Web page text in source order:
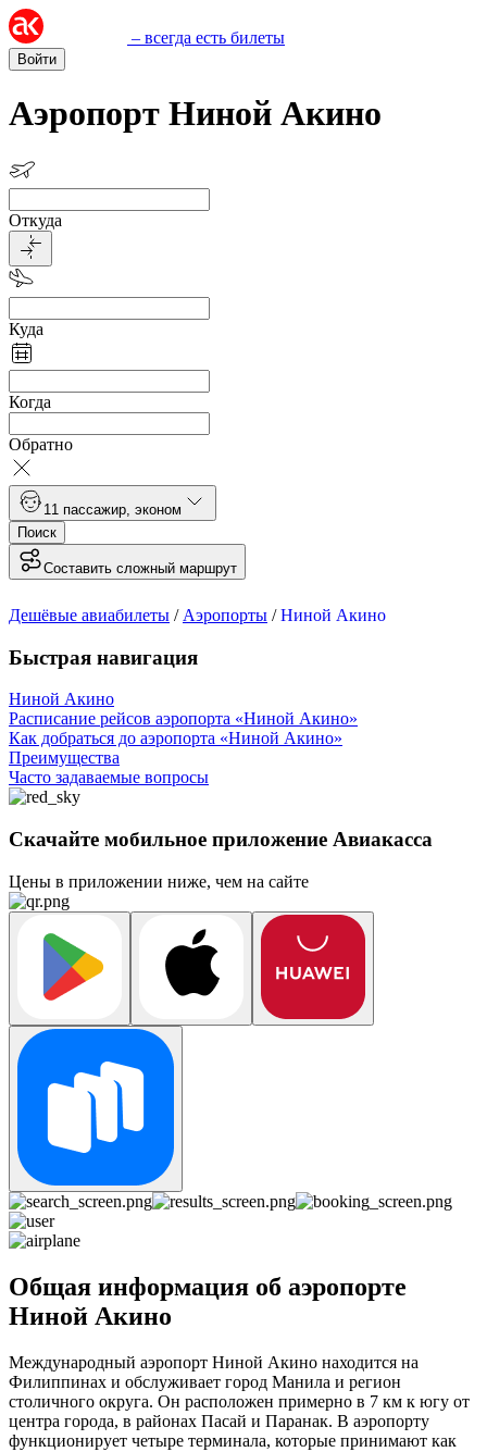
– всегда есть билеты
Войти
Аэропорт Ниной Акино
Откуда
Куда
Когда
Обратно
1 1 пассажир эконом
Поиск
Составить сложный маршрут
Дешёвые авиабилеты / Аэропорты /Ниной Акино
Быстрая навигация
Ниной Акино
Расписание рейсов аэропорта «Ниной Акино»
Как добраться до аэропорта «Ниной Акино»
Преимущества
Часто задаваемые вопросы
Скачайте мобильное приложение Авиакасса
Цены в приложении ниже, чем на сайте
Общая информация об аэропорте
Ниной Акино
Международный аэропорт Ниной Акино находится на
Филиппинах и обслуживает город Манила и регион
столичного округа. Он расположен примерно в 7 км к югу от
центра города, в районах Пасай и Паранак. В аэропорту
функционирует четыре терминала, которые принимают как